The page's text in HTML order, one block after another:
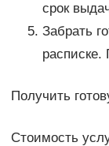
срок
Забрать
расписке.
Получить
Стоимость